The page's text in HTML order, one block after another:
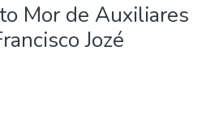
Estatísticas
Mor de Auxiliares
Jozé